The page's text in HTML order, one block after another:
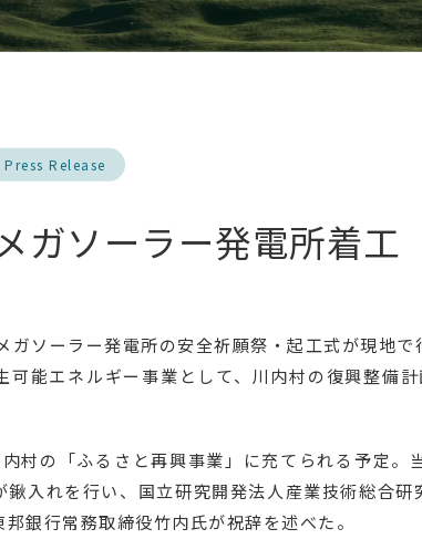
Press Release
ガソーラー発電所着工
ソーラー発電所の安全祈願祭・起工式が現地で
能エネルギー事業として、川内村の復興整備
村の「ふるさと再興事業」に充てられる予定
入れを行い、国立研究開発法人産業技術総合
銀行常務取締役竹内氏が祝辞を述べた。